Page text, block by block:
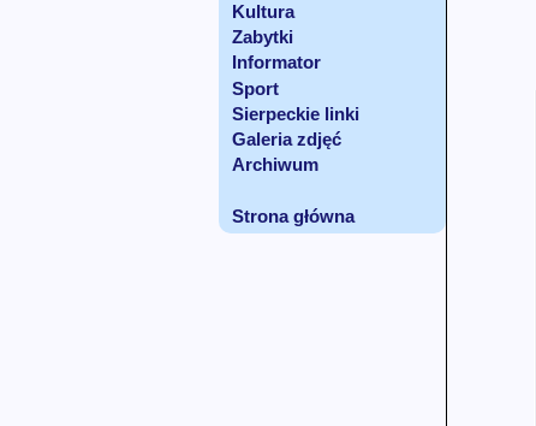
Kultura
Zabytki
Informator
Sport
Sierpeckie linki
Galeria zdjęć
Archiwum
Strona główna